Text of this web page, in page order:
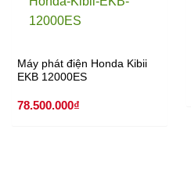
Máy phát điện Honda Kibii
EKB 12000ES
78.500.000₫